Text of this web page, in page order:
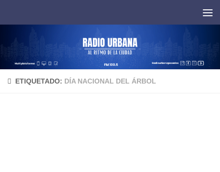
ETIQUETADO: DÍA NACIONAL DEL ÁRBOL